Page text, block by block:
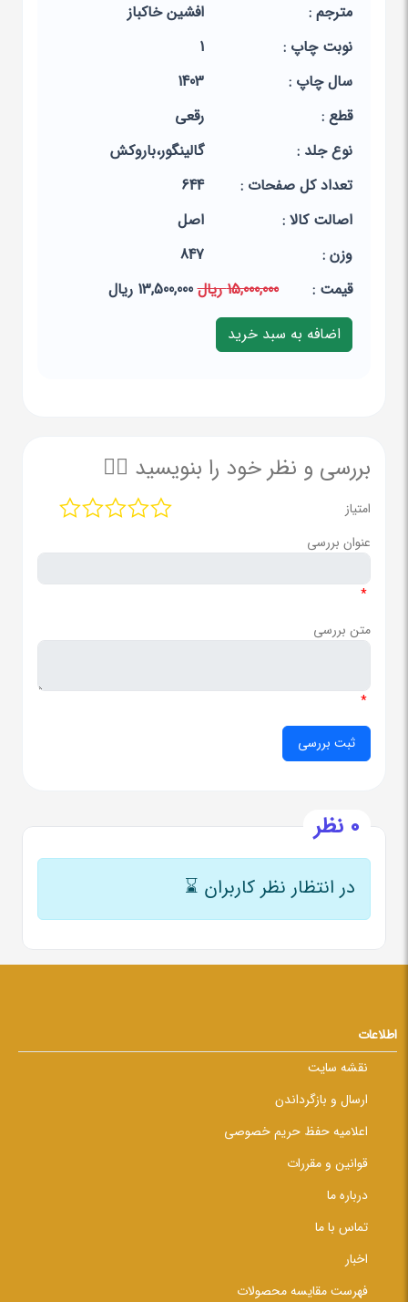
مترجم :
افشین خاکباز
نوبت چاپ :
1
سال چاپ :
1403
قطع :
رقعی
نوع جلد :
گالینگور،باروکش
تعداد کل صفحات :
644
اصالت کالا :
اصل
وزن :
847
قيمت :
15,000,000 ریال 13,500,000 ریال
بررسی و نظر خود را بنویسید ✍🏻
امتیاز
عنوان بررسی
*
متن بررسی
*
0 نظر
در انتظار نظر کاربران ⌛
اطلاعات
نقشه سایت
ارسال و بازگرداندن
اعلامیه حفظ حریم خصوصی
قوانین و مقررات
درباره ما
تماس با ما
اخبار
فهرست مقایسه محصولات